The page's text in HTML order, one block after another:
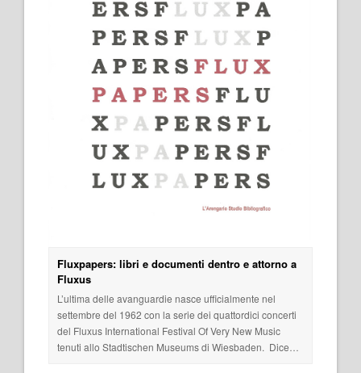
Fluxpapers: libri e documenti dentro e attorno a
Fluxus
L’ultima delle avanguardie nasce ufficialmente nel
settembre del 1962 con la serie dei quattordici concerti
del Fluxus International Festival Of Very New Music
tenuti allo Stadtischen Museums di Wiesbaden. Dice…